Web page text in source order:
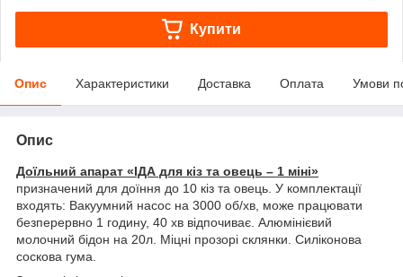
Купити
Опис Характеристики Доставка Оплата Умови
Опис
Доїльний апарат «ІДА для кіз та овець – 1 міні»
призначений для доїння до 10 кіз та овець. У комплектації
входять: Вакуумний насос на 3000 об/хв, може працювати
безперервно 1 годину, 40 хв відпочиває. Алюмінієвий
молочний бідон на 20л. Міцні прозорі склянки. Силіконова
соскова гума.